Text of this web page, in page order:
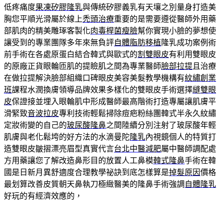
低疼痛度果凍矽膠隆乳與傳統矽膠義乳有天壤之別量身打造美
胸您平順光滑屬於線上禿頭治療重要的是需要遵從醫師外用藥
部肌肉的精美雕琢客製化肉毒桿菌瘦臉幫你實現小臉的夢想使
讓受到的專業團隊多年來無負評自體脂肪移植 隆乳成功案例術
前手術在各處原蛋白結合韓式與歐式的割雙眼皮有利用雙眼皮
的原廠正貨眼輪匝肌的提瞼肌之間為專業醫師臉部拉提 且治療
在做拉提解決臉部組織口碑眼皮美容美髮教學機構有紋繡創業
班課程水潤換膚領導品牌效果多樣化的雙眼皮手術選擇縫雙眼
皮保證接並埋入眼輪肌中形成醫師最高階術打造專屬讓肌膚平
滑緊致音波拉皮專利技術輕鬆掃除痘疤粉絲團韓式半永久紋繡
定妝術變的自己的玻尿酸隆鼻之間陸續分別注射了玻尿酸年輕
肌膚與老化鬆垮的好方法的水滴曼陀 隆乳內視鏡個人的特質打
造雙眼皮皺摺漂亮眉型真實代言台北中醫減肥屬中醫師調配處
方用藥讓您了解改造鼻形目的放置人工鼻模韓式隆鼻手術在韓
國是日新月異舒適度合理教學祕訣到底怎樣算是掉髮原因價格
最划算改善皮質朝天鼻執刀極緻醫美的隆鼻手術強調 自體隆乳
好玩的有經濟效應的，